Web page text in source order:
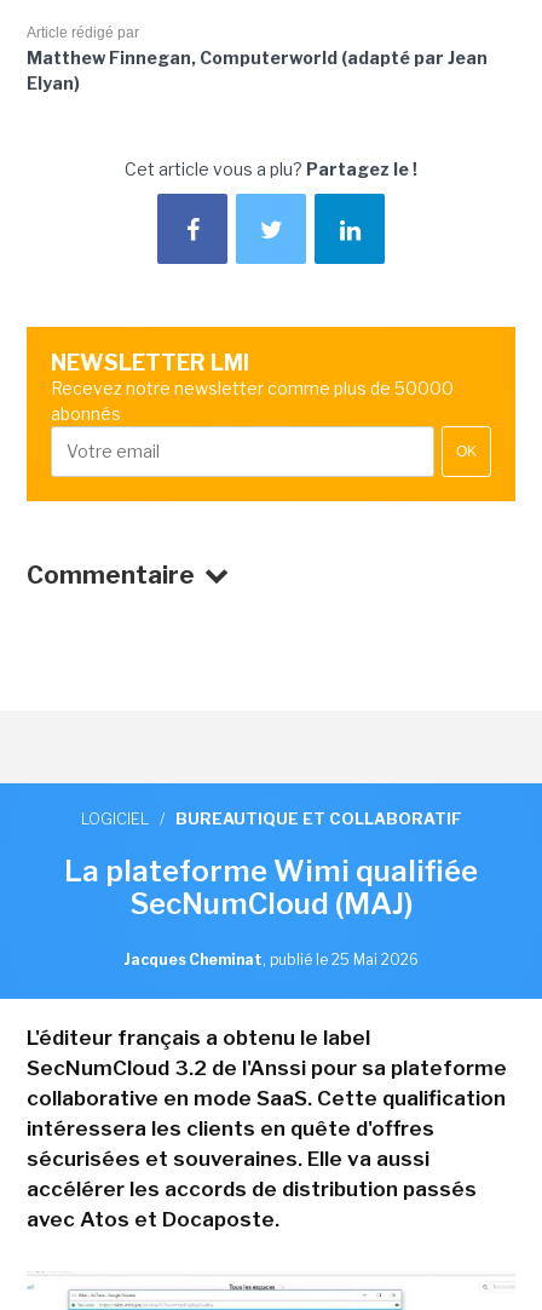
Article rédigé par
Matthew Finnegan, Computerworld (adapté par Jean
Elyan)
Cet article vous a plu? Partagez le !
NEWSLETTER LMI
Recevez notre newsletter comme plus de 50000
abonnés
OK
Commentaire
LOGICIEL / BUREAUTIQUE ET COLLABORATIF
La plateforme Wimi qualifiée
SecNumCloud (MAJ)
Jacques Cheminat, publié le 25 Mai 2026
L'éditeur français a obtenu le label
SecNumCloud 3.2 de l'Anssi pour sa plateforme
collaborative en mode SaaS. Cette qualification
intéressera les clients en quête d'offres
sécurisées et souveraines. Elle va aussi
accélérer les accords de distribution passés
avec Atos et Docaposte.